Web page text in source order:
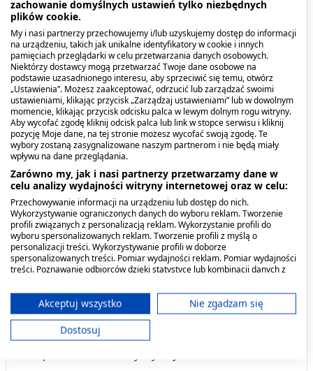
Przeciwwskazania. Kto nie
powinien przyjmować
produktu?
Produkt może być stosowany przez kobiety w
ciąży lub karmiące piersią po wcześniejszej
konsultacji z lekarzem.Produkt nie jest
przeznaczony dla dzieci i osób z indywidualnym
brakiem tolerancji na którykolwiek ze składników
preparatu.
Nie należy przekraczać zalecanej porcji do
spożycia w ciągu dnia.
Suplement diety nie może być stosowany jako
substytut (zamiennik) zróżnicowanej diety.
Dla utrzymania prawidłwego stanu zdrowia
należy stosować zrównoważoną dietęi
zachowanie domyślnych ustawień tylko niezbędnych
plików cookie.
My i nasi partnerzy przechowujemy i/lub uzyskujemy dostęp do informacji
na urządzeniu, takich jak unikalne identyfikatory w cookie i innych
pamięciach przeglądarki w celu przetwarzania danych osobowych.
Niektórzy dostawcy mogą przetwarzać Twoje dane osobowe na
podstawie uzasadnionego interesu, aby sprzeciwić się temu, otwórz
„Ustawienia”. Możesz zaakceptować, odrzucić lub zarządzać swoimi
ustawieniami, klikając przycisk „Zarządzaj ustawieniami” lub w dowolnym
momencie, klikając przycisk odcisku palca w lewym dolnym rogu witryny.
Aby wycofać zgodę kliknij odcisk palca lub link w stopce serwisu i kliknij
pozycję Moje dane, na tej stronie możesz wycofać swoją zgodę. Te
wybory zostaną zasygnalizowane naszym partnerom i nie będą miały
wpływu na dane przeglądania.
Zarówno my, jak i nasi partnerzy przetwarzamy dane w
celu analizy wydajności witryny internetowej oraz w celu:
Przechowywanie informacji na urządzeniu lub dostęp do nich.
Wykorzystywanie ograniczonych danych do wyboru reklam. Tworzenie
profili związanych z personalizacją reklam. Wykorzystanie profili do
wyboru spersonalizowanych reklam. Tworzenie profili z myślą o
personalizacji treści. Wykorzystywanie profili w doborze
spersonalizowanych treści. Pomiar wydajności reklam. Pomiar wydajności
treści. Poznawanie odbiorców dzięki statystyce lub kombinacji danych z
ograniczonych danych do wyboru treści.
Dane mogą być udostępniane poza Unię Europejską i wysyłane do USA.
Twoja zgoda i polityka cookie dotyczą wyłącznie tej witryny/aplikacji.
Wyświetl listę partnerów (11 dostawców IAB)
Akceptuj wszystko
Nie zgadzam się
Dostosuj